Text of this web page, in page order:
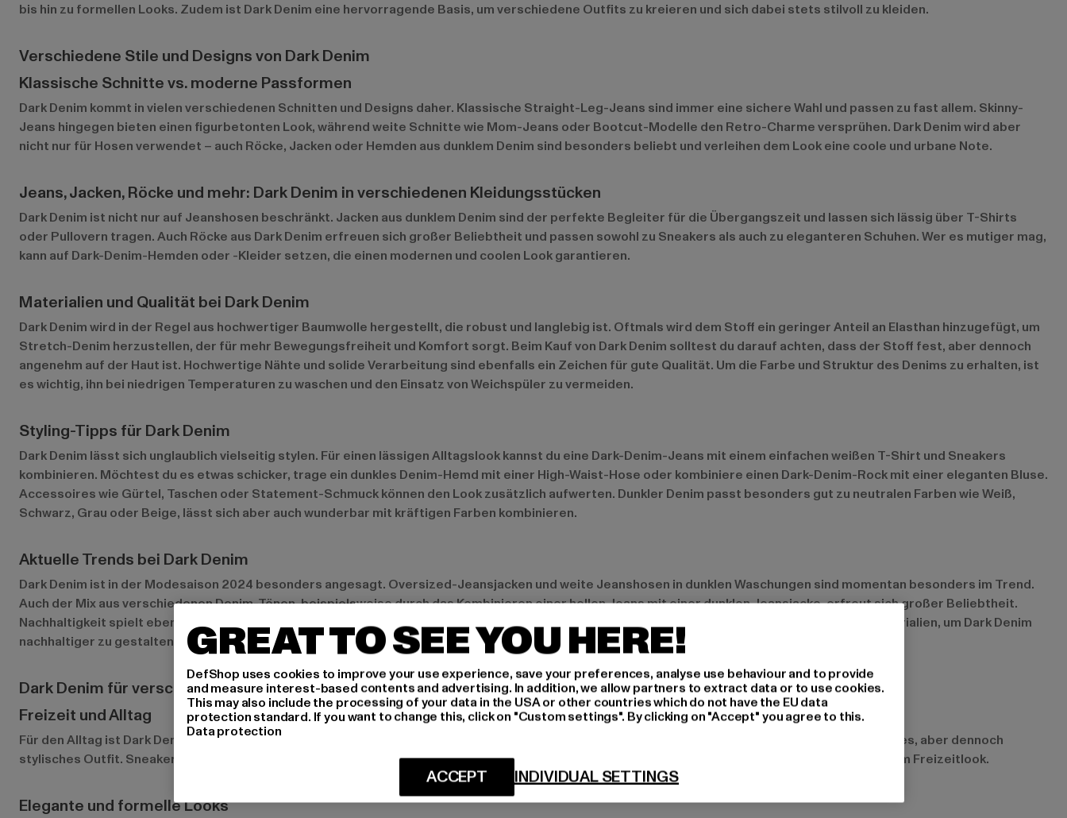
bis hin zu formellen Looks. Zudem ist Dark Denim eine hervorragende Basis, um verschiedene Outfits zu kreieren und sich dabei stets stilvoll zu kleiden.
Verschiedene Stile und Designs von Dark Denim
Klassische Schnitte vs. moderne Passformen
Dark Denim kommt in vielen verschiedenen Schnitten und Designs daher. Klassische Straight-Leg-Jeans sind immer eine sichere Wahl und passen zu fast allem. Skinny-
Jeans hingegen bieten einen figurbetonten Look, während weite Schnitte wie Mom-Jeans oder Bootcut-Modelle den Retro-Charme versprühen. Dark Denim wird aber
nicht nur für Hosen verwendet – auch Röcke, Jacken oder Hemden aus dunklem Denim sind besonders beliebt und verleihen dem Look eine coole und urbane Note.
Jeans, Jacken, Röcke und mehr: Dark Denim in verschiedenen Kleidungsstücken
Dark Denim ist nicht nur auf Jeanshosen beschränkt. Jacken aus dunklem Denim sind der perfekte Begleiter für die Übergangszeit und lassen sich lässig über T-Shirts
oder Pullovern tragen. Auch Röcke aus Dark Denim erfreuen sich großer Beliebtheit und passen sowohl zu Sneakers als auch zu eleganteren Schuhen. Wer es mutiger mag,
kann auf Dark-Denim-Hemden oder -Kleider setzen, die einen modernen und coolen Look garantieren.
Materialien und Qualität bei Dark Denim
Dark Denim wird in der Regel aus hochwertiger Baumwolle hergestellt, die robust und langlebig ist. Oftmals wird dem Stoff ein geringer Anteil an Elasthan hinzugefügt, um
Stretch-Denim herzustellen, der für mehr Bewegungsfreiheit und Komfort sorgt. Beim Kauf von Dark Denim solltest du darauf achten, dass der Stoff fest, aber dennoch
angenehm auf der Haut ist. Hochwertige Nähte und solide Verarbeitung sind ebenfalls ein Zeichen für gute Qualität. Um die Farbe und Struktur des Denims zu erhalten, ist
es wichtig, ihn bei niedrigen Temperaturen zu waschen und den Einsatz von Weichspüler zu vermeiden.
Styling-Tipps für Dark Denim
Dark Denim lässt sich unglaublich vielseitig stylen. Für einen lässigen Alltagslook kannst du eine Dark-Denim-Jeans mit einem einfachen weißen T-Shirt und Sneakers
kombinieren. Möchtest du es etwas schicker, trage ein dunkles Denim-Hemd mit einer High-Waist-Hose oder kombiniere einen Dark-Denim-Rock mit einer eleganten Bluse.
Accessoires wie Gürtel, Taschen oder Statement-Schmuck können den Look zusätzlich aufwerten. Dunkler Denim passt besonders gut zu neutralen Farben wie Weiß,
Schwarz, Grau oder Beige, lässt sich aber auch wunderbar mit kräftigen Farben kombinieren.
Aktuelle Trends bei Dark Denim
Dark Denim ist in der Modesaison 2024 besonders angesagt. Oversized-Jeansjacken und weite Jeanshosen in dunklen Waschungen sind momentan besonders im Trend.
Auch der Mix aus verschiedenen Denim-Tönen, beispielsweise durch das Kombinieren einer hellen Jeans mit einer dunklen Jeansjacke, erfreut sich großer Beliebtheit.
Nachhaltigkeit spielt ebenfalls eine wichtige Rolle – immer mehr Marken setzen auf umweltfreundliche Herstellungsmethoden und recycelte Materialien, um Dark Denim
nachhaltiger zu gestalten.
Dark Denim für verschiedene Anlässe
Freizeit und Alltag
Für den Alltag ist Dark Denim die perfekte Wahl. Eine klassische Dark-Denim-Jeans kombiniert mit einem T-Shirt oder Pullover ergibt ein entspanntes, aber dennoch
stylisches Outfit. Sneakers oder Boots runden den Look perfekt ab. Auch eine Dark-Denim-Jacke über einem schlichten T-Shirt passt ideal zu jedem Freizeitlook.
Elegante und formelle Looks
GREAT TO SEE YOU HERE!
DefShop uses cookies to improve your use experience, save your preferences, analyse use behaviour and to provide
and measure interest-based contents and advertising. In addition, we allow partners to extract data or to use cookies.
This may also include the processing of your data in the USA or other countries which do not have the EU data
protection standard. If you want to change this, click on "Custom settings". By clicking on "Accept" you agree to this.
Data protection
INDIVIDUAL SETTINGS
ACCEPT